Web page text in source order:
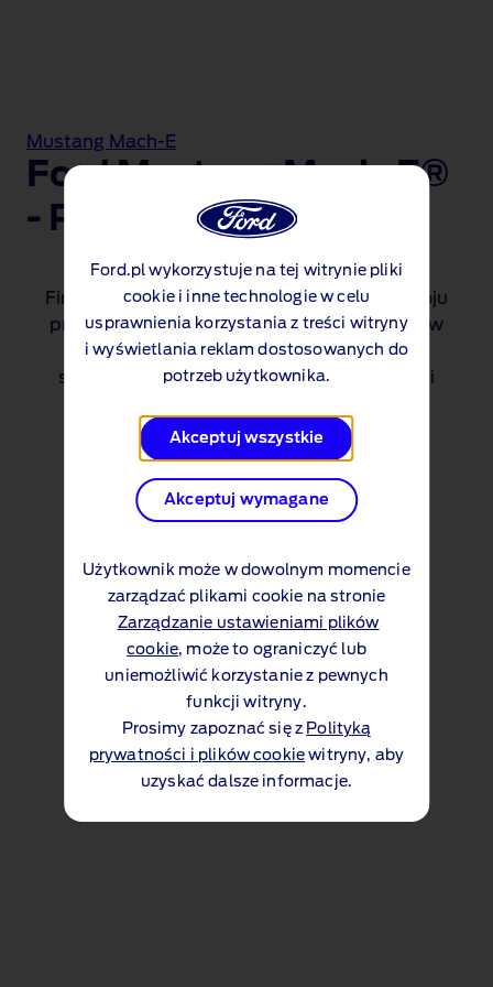
Ford.pl wykorzystuje na tej witrynie pliki
cookie i inne technologie w celu
usprawnienia korzystania z treści witryny
i wyświetlania reklam dostosowanych do
potrzeb użytkownika.
Akceptuj wszystkie
Akceptuj wymagane
Użytkownik może w dowolnym momencie
zarządzać plikami cookie na stronie
Zarządzanie ustawieniami plików
cookie, może to ograniczyć lub
uniemożliwić korzystanie z pewnych
funkcji witryny.
Prosimy zapoznać się z Polityką
prywatności i plików cookie witryny, aby
uzyskać dalsze informacje.
Mustang Mach-E
Ford Mustang Mach-E®
- Prezentacja 360
Firma Ford stosuje politykę ciągłego rozwoju
produktów. Zastrzegamy sobie prawo, by w
dowolnym momencie móc zmieniać
specyfikacje oraz pozycje przedstawione i
Kontynuuj